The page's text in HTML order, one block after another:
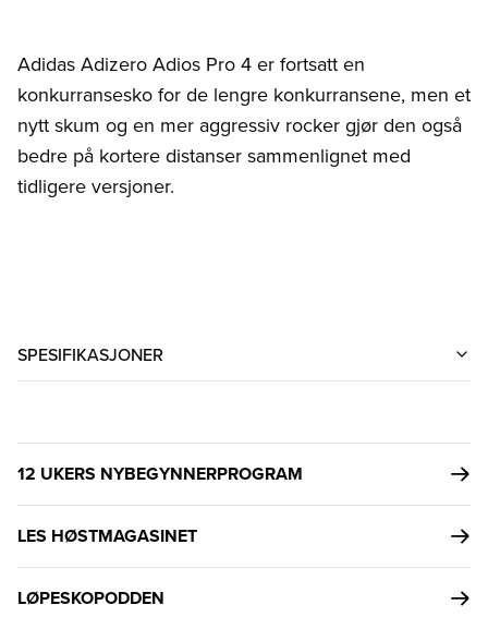
Adidas Adizero Adios Pro 4 er fortsatt en
konkurransesko for de lengre konkurransene, men et
nytt skum og en mer aggressiv rocker gjør den også
bedre på kortere distanser sammenlignet med
tidligere versjoner.
SPESIFIKASJONER
12 UKERS NYBEGYNNERPROGRAM
LES HØSTMAGASINET
LØPESKOPODDEN